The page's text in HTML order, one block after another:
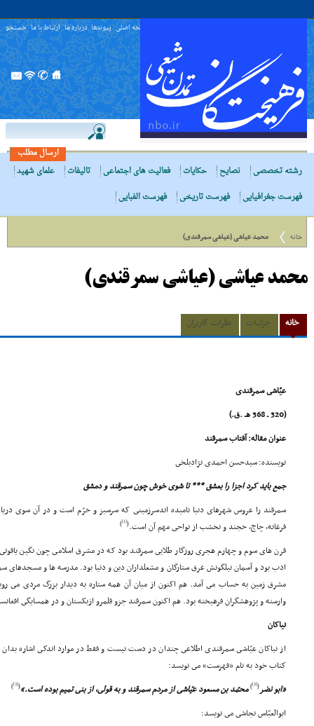
صفحه اصلی پیوندها درباره ما ارتباط با ما جستجو
ارسال مطلب
رشته تخصصی
نصایح حکایات فعالیت های اجتماعی تالیفات
علمای شهید
فهرست جغرافیایی
فهرست تاریخی فهرست الفبایی
خانه محمد عیاشی (عیاشی سمرقندی)
محمد عیاشی (عیاشی سمرقندی)
خانه جزئیات نظرات کاربران
عیّاشى سمرقندى
(320 ـ 368 هـ .ق.)
عنوان مقاله: آفتاب سمرقند
نویسنده: سیدحسن احمدى نژادبلخى
جمع باید کرد اجزا را بعشق *** تا شوى خوش چون سمرقند و دمشق
سمرقند را عروس شهرهاى دنیا نامیده اندسرزمینى که سرسبز و خرّم است و در آن سوى
فرغانه، چاچ، خجند و نخشب از نواحى مهم آن است.(
[1]
)
قرن هاى سوم و چهارم هجرى روزگار طلایى سمرقند بود که در مشرق اسلامى چون نگین
ادب بود و آسمان نیلگونش غرق ستارگان و مشعلداران دین و دنیا بود. مدرسه ها و مسجدهاى
مشرق زمین به حساب مى آمد. هم اکنون از میان آن همه ستاره به دیدار بزرگ مردى مى
وارسته و پژوهشگران فرهیخته بود. هم اکنون سمرقند جزو قلمرو ازبکستان و در همسایگى
نیاکان
از نیاکان عیّاشى سمرقندى اطلاعى چندان در دست نیست و فقط در موارد اندکى اشاره
کتاب خود به نام «فهرست» مى نویسد:
«ابو نضر(
[2]
)محمّد بن مسعود عیّاشى از مردم سمرقند و به قولى، از بنى تمیم بوده است.»(
[3]
)
ابوالعبّاس نجاشى مى نویسد: